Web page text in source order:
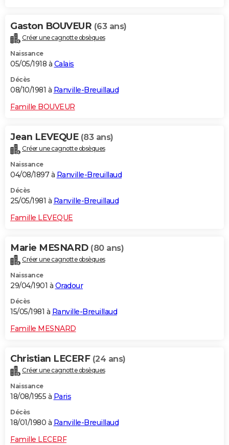
Gaston BOUVEUR (63 ans)
Créer une cagnotte obsèques
Naissance
05/05/1918 à Calais
Décès
08/10/1981 à Ranville-Breuillaud
Famille BOUVEUR
Jean LEVEQUE (83 ans)
Créer une cagnotte obsèques
Naissance
04/08/1897 à Ranville-Breuillaud
Décès
25/05/1981 à Ranville-Breuillaud
Famille LEVEQUE
Marie MESNARD (80 ans)
Créer une cagnotte obsèques
Naissance
29/04/1901 à Oradour
Décès
15/05/1981 à Ranville-Breuillaud
Famille MESNARD
Christian LECERF (24 ans)
Créer une cagnotte obsèques
Naissance
18/08/1955 à Paris
Décès
18/01/1980 à Ranville-Breuillaud
Famille LECERF